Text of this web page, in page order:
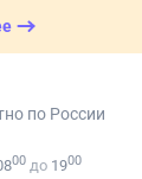
по России
00 до 1900